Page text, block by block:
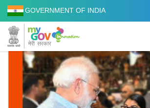
GOVERNMENT OF INDIA